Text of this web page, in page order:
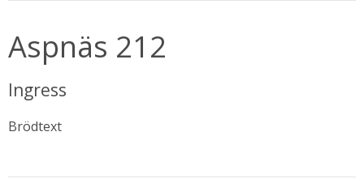
Aspnäs 212
Ingress
Brödtext